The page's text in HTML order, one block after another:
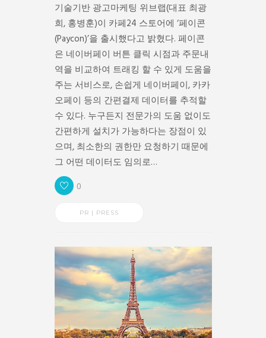
기술기반 광고마케팅 위브랩(대표 최광
희, 홍병훈)이 카페24 스토어에 ‘페이콘
(Paycon)’을 출시했다고 밝혔다. 페이콘
은 네이버페이 버튼 클릭 시점과 주문내
역을 비교하여 트래킹 할 수 있게 도움을
주는 서비스로, 손쉽게 네이버페이, 카카
오페이 등의 간편결제 데이터를 추적할
수 있다. 누구든지 전문가의 도움 없이도
간편하게 설치가 가능하다는 장점이 있
으며, 최소한의 권한만 요청하기 때문에
그 어떤 데이터도 임의로…
0
PR | PRESS